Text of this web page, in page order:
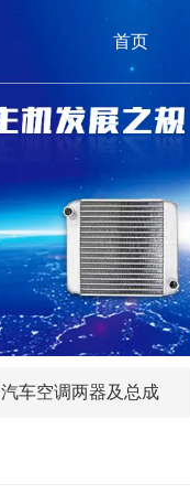
首页
汽车空调两器及总成